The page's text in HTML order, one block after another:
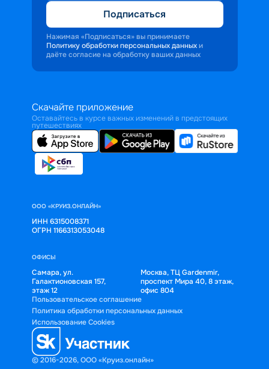
Подписаться
Нажимая «Подписаться» вы принимаете
Политику обработки персональных данных и
даёте согласие на обработку ваших данных
Скачайте приложение
Оставайтесь в курсе важных изменений в предстоящих
путешествиях
ООО «КРУИЗ.ОНЛАЙН»
ИНН 6315008371
ОГРН 1166313053048
ОФИСЫ
Самара, ул.
Галактионовская 157,
этаж 12
Москва, ТЦ Gardenmir,
проспект Мира 40, 8 этаж,
офис 804
© 2016-2026, ООО «Круиз.онлайн»
Пользовательское соглашение
Политика обработки персональных данных
Использование Cookies